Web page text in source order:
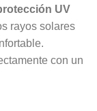
UV
rayos solares
con un